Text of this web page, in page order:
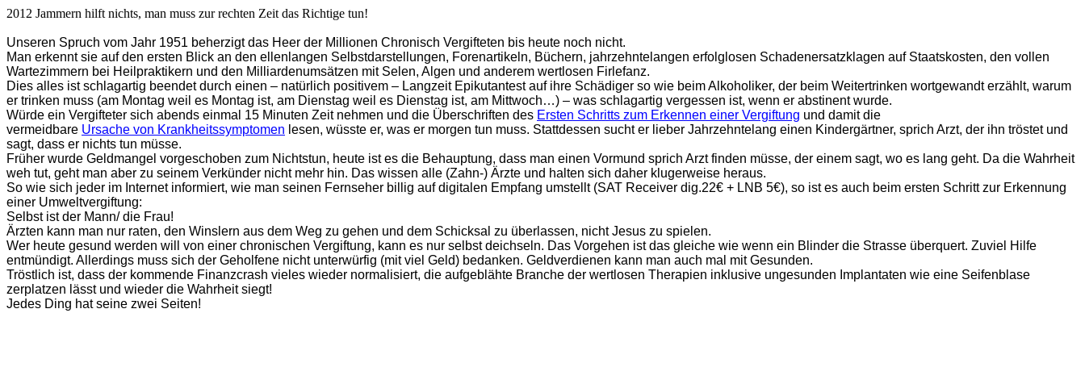
2012 Jammern hilft nichts, man muss zur rechten Zeit das Richtige tun!
Unseren Spruch vom Jahr 1951 beherzigt das Heer der Millionen Chronisch Vergifteten bis heute noch nicht.
Man erkennt sie auf den ersten Blick an den ellenlangen Selbstdarstellungen, Forenartikeln, Büchern, jahrzehntelangen erfolglosen Schadenersatzklagen auf Staatskosten, den vollen
Wartezimmern bei Heilpraktikern und den Milliardenumsätzen mit Selen, Algen und anderem wertlosen Firlefanz.
Dies alles ist schlagartig beendet durch einen – natürlich positivem – Langzeit Epikutantest auf ihre Schädiger so wie beim Alkoholiker, der beim Weitertrinken wortgewandt erzählt, warum
er trinken muss (am Montag weil es Montag ist, am Dienstag weil es Dienstag ist, am Mittwoch…) – was schlagartig vergessen ist, wenn er abstinent wurde.
Würde ein Vergifteter sich abends einmal 15 Minuten Zeit nehmen und die Überschriften des Ersten Schritts zum Erkennen einer Vergiftung und damit die
vermeidbare Ursache von Krankheitssymptomen lesen, wüsste er, was er morgen tun muss. Stattdessen sucht er lieber Jahrzehntelang einen Kindergärtner, sprich Arzt, der ihn tröstet und
sagt, dass er nichts tun müsse.
Früher wurde Geldmangel vorgeschoben zum Nichtstun, heute ist es die Behauptung, dass man einen Vormund sprich Arzt finden müsse, der einem sagt, wo es lang geht. Da die Wahrheit
weh tut, geht man aber zu seinem Verkünder nicht mehr hin. Das wissen alle (Zahn-) Ärzte und halten sich daher klugerweise heraus.
So wie sich jeder im Internet informiert, wie man seinen Fernseher billig auf digitalen Empfang umstellt (SAT Receiver dig.22€ + LNB 5€), so ist es auch beim ersten Schritt zur Erkennung
einer Umweltvergiftung:
Selbst ist der Mann/ die Frau!
Ärzten kann man nur raten, den Winslern aus dem Weg zu gehen und dem Schicksal zu überlassen, nicht Jesus zu spielen.
Wer heute gesund werden will von einer chronischen Vergiftung, kann es nur selbst deichseln. Das Vorgehen ist das gleiche wie wenn ein Blinder die Strasse überquert. Zuviel Hilfe
entmündigt. Allerdings muss sich der Geholfene nicht unterwürfig (mit viel Geld) bedanken. Geldverdienen kann man auch mal mit Gesunden.
Tröstlich ist, dass der kommende Finanzcrash vieles wieder normalisiert, die aufgeblähte Branche der wertlosen Therapien inklusive ungesunden Implantaten wie eine Seifenblase
zerplatzen lässt und wieder die Wahrheit siegt!
Jedes Ding hat seine zwei Seiten!